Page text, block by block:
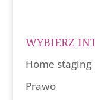
WYBIERZ
Home staging
Prawo